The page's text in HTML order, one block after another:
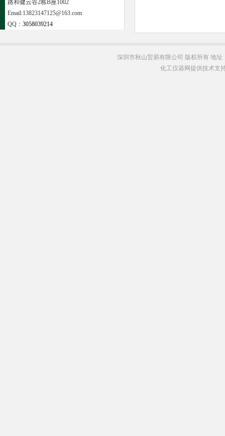
路和健云谷2栋B座1002
Email:13823147125@163.com
QQ： 3058039214
深圳市秋山贸易有限公司 版权所有 地
化工仪器网提供技术支